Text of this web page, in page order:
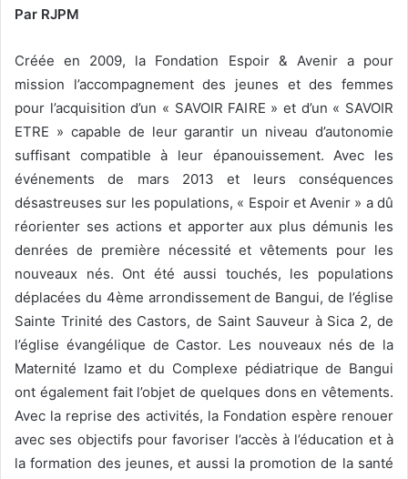
Par RJPM
Créée en 2009, la Fondation Espoir & Avenir a pour
mission l’accompagnement des jeunes et des femmes
pour l’acquisition d’un « SAVOIR FAIRE » et d’un « SAVOIR
ETRE » capable de leur garantir un niveau d’autonomie
suffisant compatible à leur épanouissement. Avec les
événements de mars 2013 et leurs conséquences
désastreuses sur les populations, « Espoir et Avenir » a dû
réorienter ses actions et apporter aux plus démunis les
denrées de première nécessité et vêtements pour les
nouveaux nés. Ont été aussi touchés, les populations
déplacées du 4ème arrondissement de Bangui, de l’église
Sainte Trinité des Castors, de Saint Sauveur à Sica 2, de
l’église évangélique de Castor. Les nouveaux nés de la
Maternité Izamo et du Complexe pédiatrique de Bangui
ont également fait l’objet de quelques dons en vêtements.
Avec la reprise des activités, la Fondation espère renouer
avec ses objectifs pour favoriser l’accès à l’éducation et à
la formation des jeunes, et aussi la promotion de la santé